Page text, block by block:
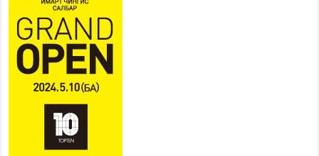
2026 оны 7 сар 15 / 11 цаг 45 минут
Үндэсний их баяр наадмын сур харвааны
шагналыг нийслэлийн Засаг дарга бөгөөд
Улаанбаатар хотын Захирагч Б.Пүрэвдагва
гардууллаа
2026 оны 7 сар 15 / 11 цаг 41 минут
Нийслэлийн Эрүүл мэндийн газраас 45 баг
иргэдэд тусламж, үйлчилгээ үзүүлж байна
2026 оны 7 сар 15 / 11 цаг 30 минут